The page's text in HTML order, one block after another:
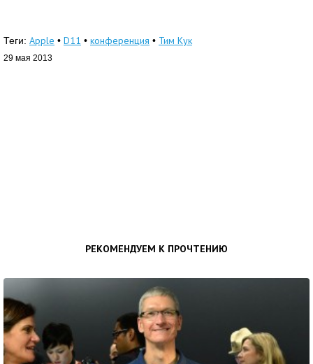
Теги: Apple • D11 • конференция • Тим Кук
29 мая 2013
РЕКОМЕНДУЕМ К ПРОЧТЕНИЮ